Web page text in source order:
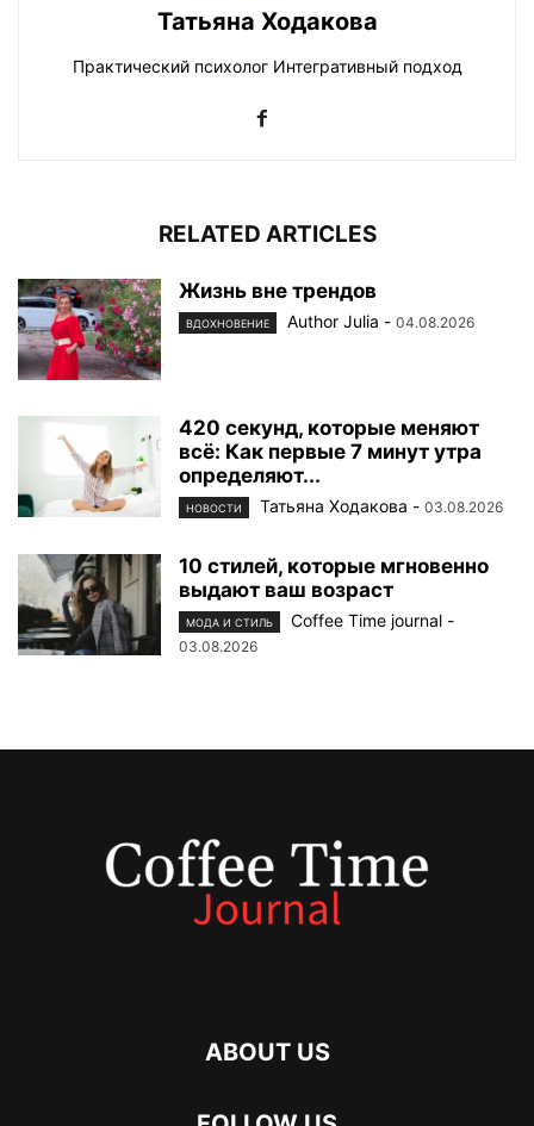
Татьяна Ходакова
Практический психолог Интегративный подход
RELATED ARTICLES
Жизнь вне трендов
ВДОХНОВЕНИЕ Author Julia - 04.08.2026
420 секунд, которые меняют
всё: Как первые 7 минут утра
определяют...
НОВОСТИ Татьяна Ходакова - 03.08.2026
10 стилей, которые мгновенно
выдают ваш возраст
МОДА И СТИЛЬ Coffee Time journal -
03.08.2026
ABOUT US